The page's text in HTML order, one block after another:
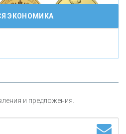
капитала
ЭКОНОМИКА
и предложения.